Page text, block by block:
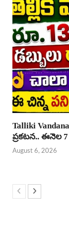
Talliki
ప్రకటన.. ఈనెల
August 6, 2026